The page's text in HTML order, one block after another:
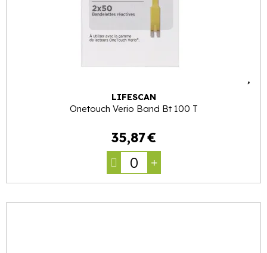
LIFESCAN
Onetouch Verio Band Bt 100 T
35,87€
0